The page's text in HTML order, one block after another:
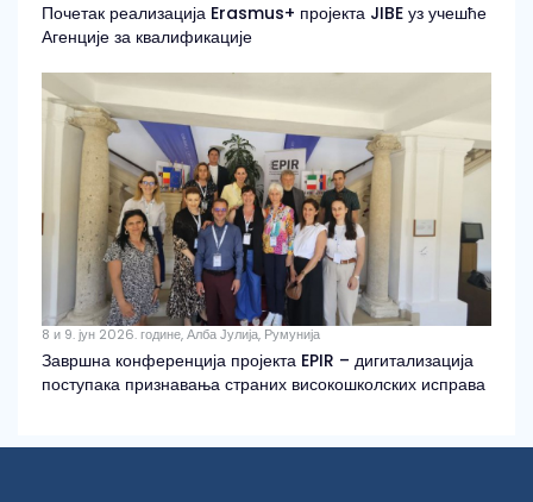
Почетак реализација Erasmus+ пројекта JIBE уз учешће
Агенције за квалификације
8 и 9. јун 2026. године, Алба Јулија, Румунија
Завршна конференција пројекта EPIR – дигитализација
поступака признавања страних високошколских исправа